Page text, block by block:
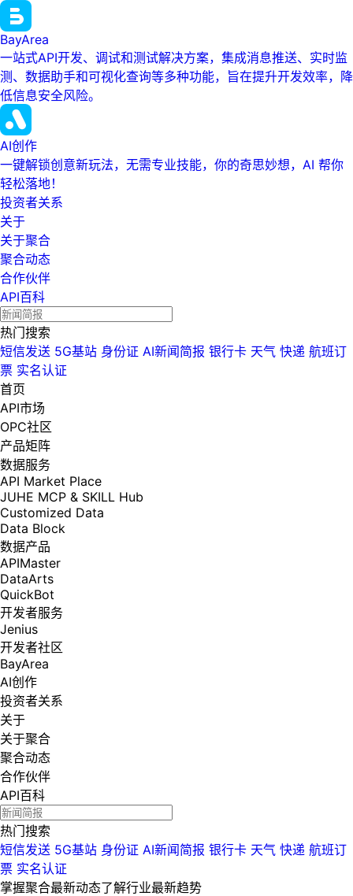
BayArea
一站式API开发、调试和测试解决方案，集成消息推送、实时监
测、数据助手和可视化查询等多种功能，旨在提升开发效率，降
低信息安全风险。
AI创作
一键解锁创意新玩法，无需专业技能，你的奇思妙想，AI 帮你
轻松落地！
投资者关系
关于
关于聚合
聚合动态
合作伙伴
API百科
热门搜索
短信发送 5G基站 身份证 AI新闻简报 银行卡 天气 快递 航班订
票 实名认证
首页
API市场
OPC社区
产品矩阵
数据服务
API Market Place
JUHE MCP & SKILL Hub
Customized Data
Data Block
数据产品
APIMaster
DataArts
QuickBot
开发者服务
Jenius
开发者社区
BayArea
AI创作
投资者关系
关于
关于聚合
聚合动态
合作伙伴
API百科
热门搜索
短信发送 5G基站 身份证 AI新闻简报 银行卡 天气 快递 航班订
票 实名认证
掌握聚合最新动态了解行业最新趋势